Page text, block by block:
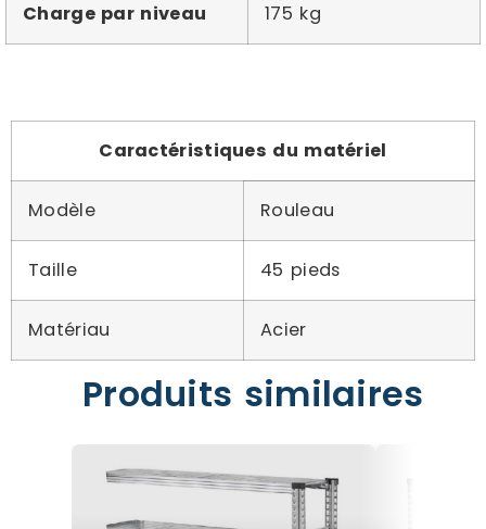
Charge par niveau 175 kg
Caractéristiques du matériel
Modèle Rouleau
Taille 45 pieds
Matériau Acier
Produits similaires